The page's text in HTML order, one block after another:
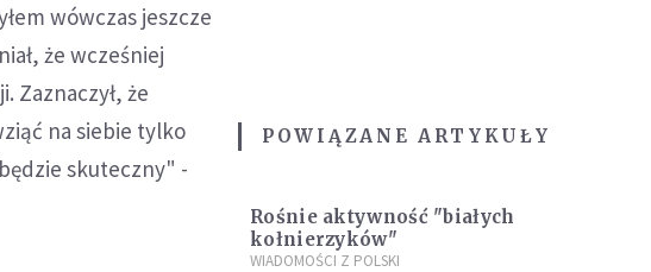
wówczas jeszcze
że wcześniej
Zaznaczył, że
na siebie tylko
skuteczny" -
POWIĄZANE ARTYKUŁY
Rośnie aktywność "białych
kołnierzyków"
WIADOMOŚCI Z POLSKI